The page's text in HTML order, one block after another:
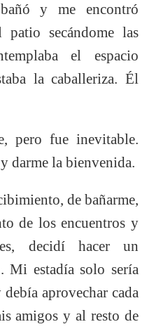
y me encontró
secándome las
el espacio
la caballeriza. Él
pero fue inevitable.
darme la bienvenida.
de bañarme,
de los encuentros y
decidí hacer un
Mi estadía solo sería
aprovechar cada
amigos y al resto de